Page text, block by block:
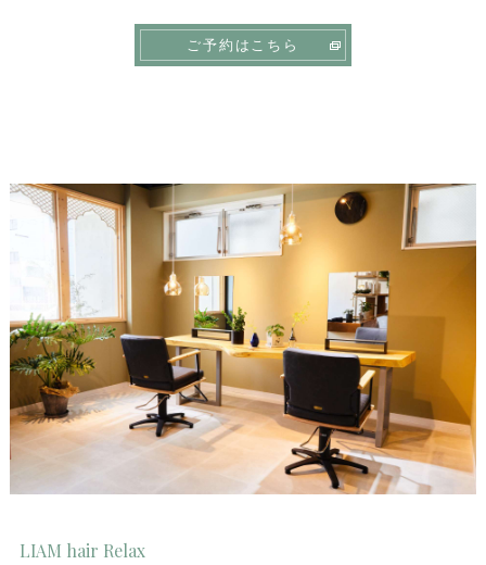
ご予約はこちら
LIAM hair Relax